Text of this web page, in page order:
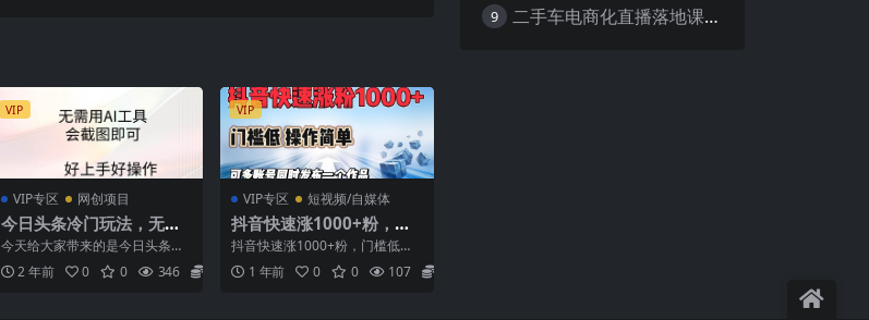
VIP
VIP专区 网创项目
今日头条冷门玩法，无需
用AI工具，会截图即可。
门槛低好操作好上手，
日…
今天给大家带来的是今日头条的
冷门玩法，是我自己研究出来
的，只需要会截图即可，不需...
2 年前 0 0 346
VIP
VIP专区 短视频/自媒体
抖音快速涨1000+粉，门
槛低操作简单，可多账号
同时发布一个作品
抖音快速涨1000+粉，门槛低操
作简单，可多账号同时发布一个
作品 在抖音上起号目...
1 年前 0 0 107
9 二手车电商化直播落地课，从0到1带你玩转二手车直播